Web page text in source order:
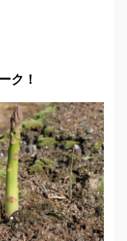
ク！